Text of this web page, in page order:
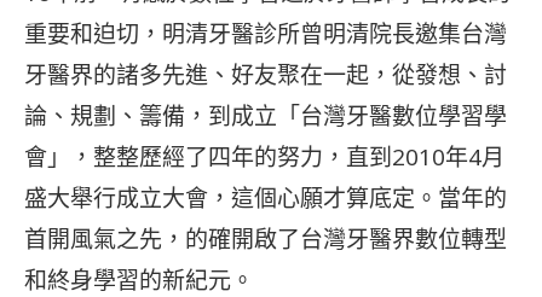
重要和迫切，明清牙醫診所曾明清院長邀集台灣
牙醫界的諸多先進、好友聚在一起，從發想、討
論、規劃、籌備，到成立「台灣牙醫數位學習學
會」，整整歷經了四年的努力，直到2010年4月
盛大舉行成立大會，這個心願才算底定。當年的
首開風氣之先，的確開啟了台灣牙醫界數位轉型
和終身學習的新紀元。